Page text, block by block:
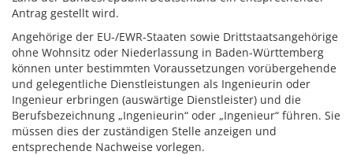
Antrag gestellt wird.
Angehörige der EU-/EWR-Staaten sowie Drittstaatsangehörige
ohne Wohnsitz oder Niederlassung in Baden-Württemberg
können unter bestimmten Voraussetzungen vorübergehende
und gelegentliche Dienstleistungen als Ingenieurin oder
Ingenieur erbringen (auswärtige Dienstleister) und die
Berufsbezeichnung „Ingenieurin“ oder „Ingenieur“ führen. Sie
müssen dies der zuständigen Stelle anzeigen und
entsprechende Nachweise vorlegen.